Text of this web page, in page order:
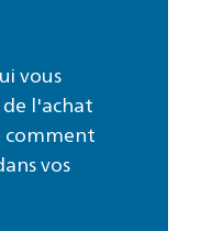
vous
l'achat
comment
vos